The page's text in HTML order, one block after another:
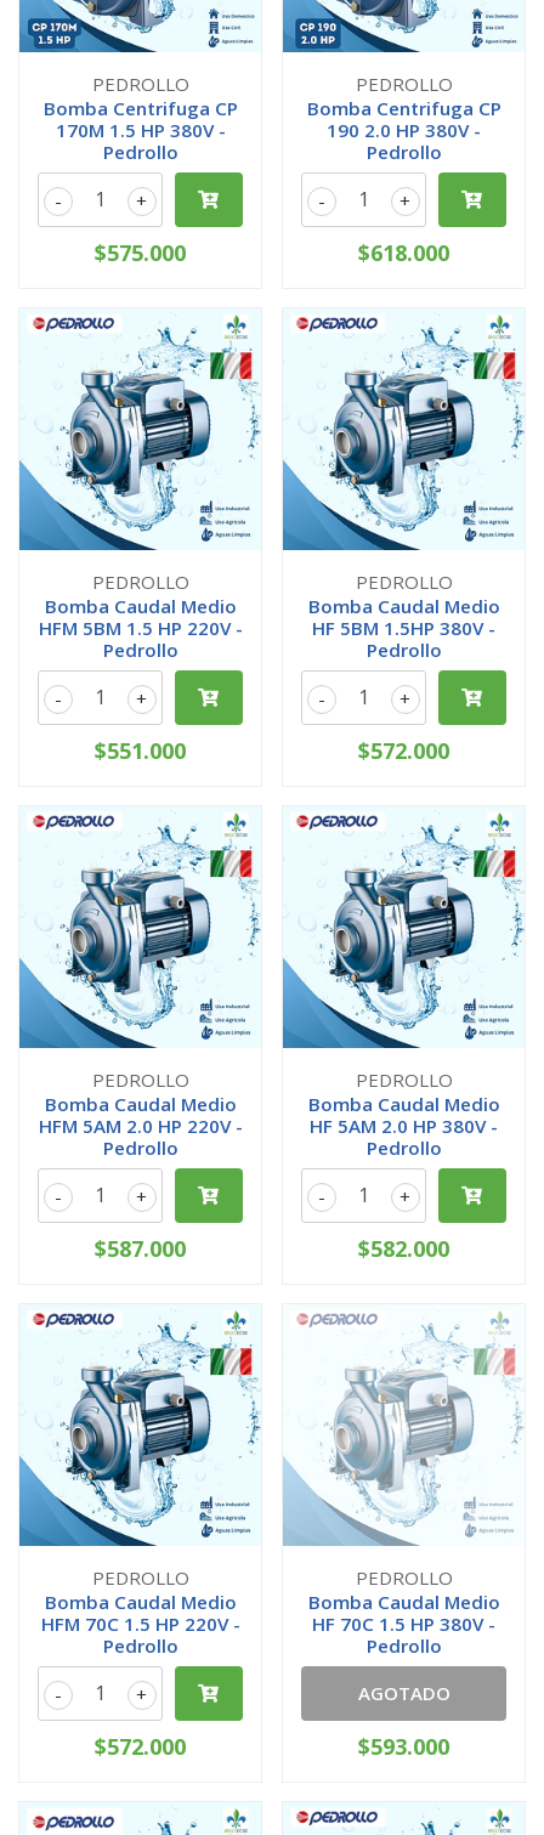
PEDROLLO
Bomba Centrifuga CP
170M 1.5 HP 380V -
Pedrollo
+
-
$575.000
PEDROLLO
Bomba Centrifuga CP
190 2.0 HP 380V -
Pedrollo
+
-
$618.000
PEDROLLO
Bomba Caudal Medio
HFM 5BM 1.5 HP 220V -
Pedrollo
+
-
$551.000
PEDROLLO
Bomba Caudal Medio
HF 5BM 1.5HP 380V -
Pedrollo
+
-
$572.000
PEDROLLO
Bomba Caudal Medio
HFM 5AM 2.0 HP 220V -
Pedrollo
+
-
$587.000
PEDROLLO
Bomba Caudal Medio
HF 5AM 2.0 HP 380V -
Pedrollo
+
-
$582.000
PEDROLLO
Bomba Caudal Medio
HFM 70C 1.5 HP 220V -
Pedrollo
+
-
$572.000
PEDROLLO
Bomba Caudal Medio
HF 70C 1.5 HP 380V -
Pedrollo
AGOTADO
$593.000